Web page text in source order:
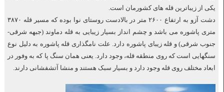
یکی از زیباترین قله های کشورمان است.
دشت آزو به ارتفاع ۲۶۰۰ متر در بالادست روستای نوا بوده که مسیر قله ۳۸۷۰
متری پاشوره می باشد و چشم انداز بسیار زیبایی به قله دماوند (جبهه شرقی-
جنوب شرقی) و قله زیبای پاشوره دارد. علت نامگذاری قله پاشوره به دلیل نوع
سنگهایی است که روی منطقه قله، وجود دارد. یعنی همان سنگ پا که به وفور در
ابعاد مختلف روی قله وجود دارد و بسیار سبک هستند و منشا آتشفشانی دارند.